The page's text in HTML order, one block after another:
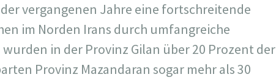
vergangenen Jahre eine fortschreitende
im Norden Irans durch umfangreiche
in der Provinz Gilan über 20 Prozent der
Provinz Mazandaran sogar mehr als 30